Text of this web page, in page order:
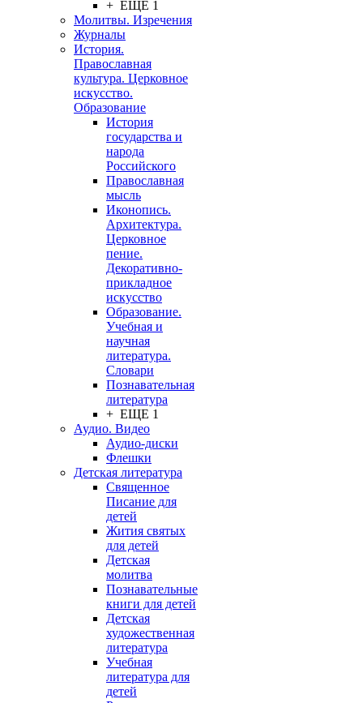
+ ЕЩЕ 1
Молитвы. Изречения
Журналы
История.
Православная
культура. Церковное
искусство.
Образование
История
государства и
народа
Российского
Православная
мысль
Иконопись.
Архитектура.
Церковное
пение.
Декоративно-
прикладное
искусство
Образование.
Учебная и
научная
литература.
Словари
Познавательная
литература
+ ЕЩЕ 1
Аудио. Видео
Аудио-диски
Флешки
Детская литература
Священное
Писание для
детей
Жития святых
для детей
Детская
молитва
Познавательные
книги для детей
Детская
художественная
литература
Учебная
литература для
детей